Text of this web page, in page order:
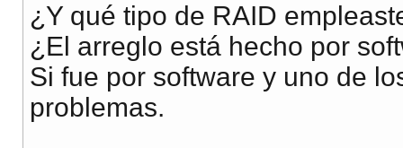
¿Y qué tipo de RAID
¿El arreglo está hecho por
Si fue por software y uno de
problemas.